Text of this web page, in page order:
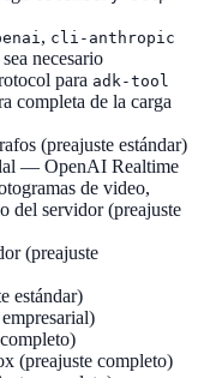
, cli-anthropic
necesario
para adk-tool
completa de la carga
(preajuste estándar)
— OpenAI Realtime
de video,
del servidor (preajuste
(preajuste
estándar)
(preajuste completo)